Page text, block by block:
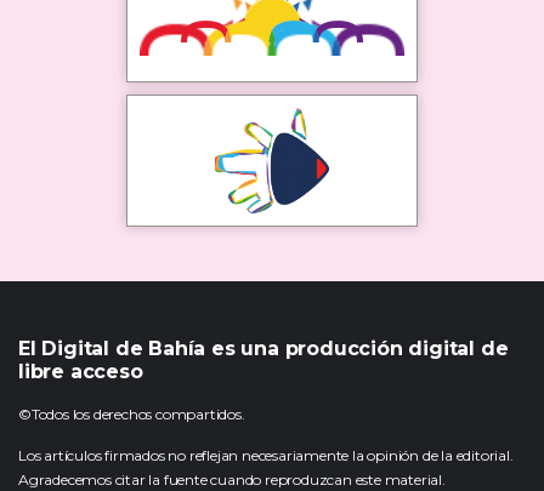
El Digital de Bahía es una producción digital de
libre acceso
©Todos los derechos compartidos.
Los artículos firmados no reflejan necesariamente la opinión de la editorial.
Agradecemos citar la fuente cuando reproduzcan este material.